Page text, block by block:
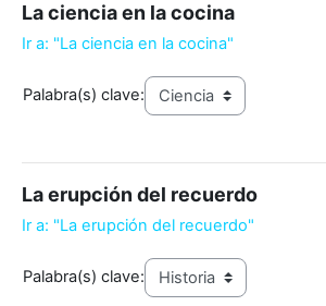
La ciencia en la cocina
Ir a: "La ciencia en la cocina"
Palabra(s) clave:
La erupción del recuerdo
Ir a: "La erupción del recuerdo"
Palabra(s) clave: